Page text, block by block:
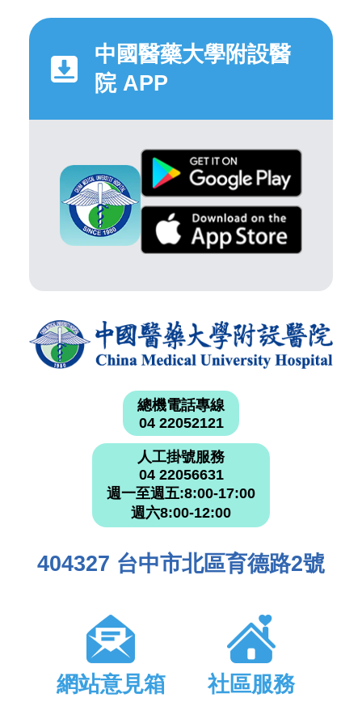
中國醫藥大學附設醫
院 APP
總機電話專線
04 22052121
人工掛號服務
04 22056631
週一至週五:8:00-17:00
週六8:00-12:00
404327 台中市北區育德路2號
網站意見箱 社區服務